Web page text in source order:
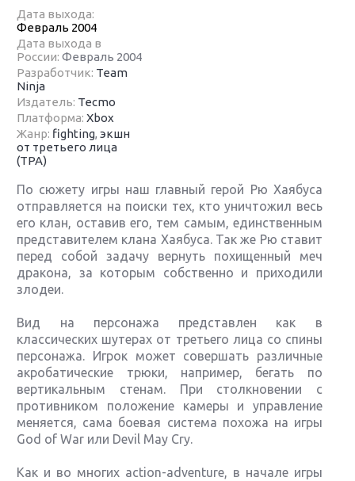
Дата выхода:
Февраль 2004
Дата выхода в
России:Февраль 2004
Разработчик: Team
Ninja
Издатель: Tecmo
Платформа:Xbox
Жанр: fighting,экшн
от третьего лица
(TPA)
По сюжету игры наш главный герой Рю Хаябуса
отправляется на поиски тех, кто уничтожил весь
его клан, оставив его, тем самым, единственным
представителем клана Хаябуса. Так же Рю ставит
перед собой задачу вернуть похищенный меч
дракона, за которым собственно и приходили
злодеи.
Вид на персонажа представлен как в
классических шутерах от третьего лица со спины
персонажа. Игрок может совершать различные
акробатические трюки, например, бегать по
вертикальным стенам. При столкновении с
противником положение камеры и управление
меняется, сама боевая система похожа на игры
God of War или Devil May Cry.
Как и во многих action-adventure, в начале игры